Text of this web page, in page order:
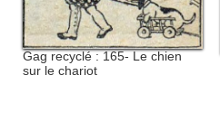
Gag recyclé : 165- Le chien
sur le chariot